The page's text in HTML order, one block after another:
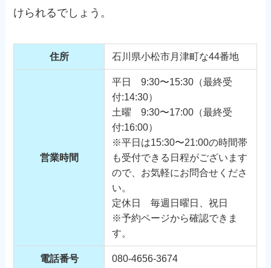
けられるでしょう。
住所 石川県小松市月津町な44番地
営業時間
平日 9:30〜15:30（最終受
付:14:30）
土曜 9:30〜17:00（最終受
付:16:00）
※平日は15:30〜21:00の時間帯
も受付できる日程がございます
ので、お気軽にお問合せくださ
い。
定休日 毎週日曜日、祝日
※予約ページから確認できま
す。
電話番号 080-4656-3674